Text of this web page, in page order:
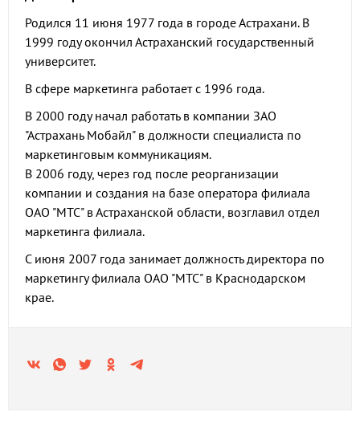
Родился 11 июня 1977 года в городе Астрахани. В
1999 году окончил Астраханский государственный
университет.
В сфере маркетинга работает с 1996 года.
В 2000 году начал работать в компании ЗАО
"Астрахань Мобайл" в должности специалиста по
маркетинговым коммуникациям.
В 2006 году, через год после реорганизации
компании и создания на базе оператора филиала
ОАО "МТС" в Астраханской области, возглавил отдел
маркетинга филиала.
С июня 2007 года занимает должность директора по
маркетингу филиала ОАО "МТС" в Краснодарском
крае.